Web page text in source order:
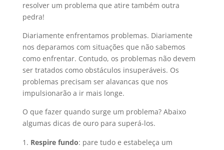
resolver um problema que atire também outra
pedra!
Diariamente enfrentamos problemas. Diariamente
nos deparamos com situações que não sabemos
como enfrentar. Contudo, os problemas não devem
ser tratados como obstáculos insuperáveis. Os
problemas precisam ser alavancas que nos
impulsionarão a ir mais longe.
O que fazer quando surge um problema? Abaixo
algumas dicas de ouro para superá-los.
Respire fundo: pare tudo e estabeleça um